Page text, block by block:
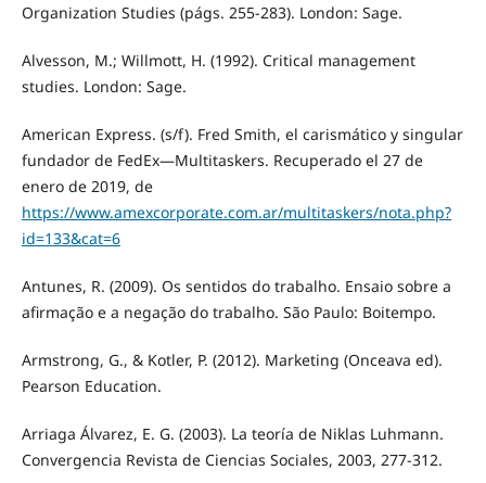
Organization Studies (págs. 255-283). London: Sage.
Alvesson, M.; Willmott, H. (1992). Critical management
studies. London: Sage.
American Express. (s/f). Fred Smith, el carismático y singular
fundador de FedEx—Multitaskers. Recuperado el 27 de
enero de 2019, de
https://www.amexcorporate.com.ar/multitaskers/nota.php?
id=133&cat=6
Antunes, R. (2009). Os sentidos do trabalho. Ensaio sobre a
afirmação e a negação do trabalho. São Paulo: Boitempo.
Armstrong, G., & Kotler, P. (2012). Marketing (Onceava ed).
Pearson Education.
Arriaga Álvarez, E. G. (2003). La teoría de Niklas Luhmann.
Convergencia Revista de Ciencias Sociales, 2003, 277-312.